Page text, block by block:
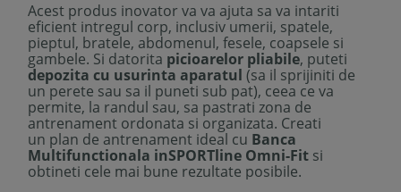
Acest produs inovator va va ajuta sa va intariti
eficient intregul corp, inclusiv umerii, spatele,
pieptul, bratele, abdomenul, fesele, coapsele si
gambele. Si datorita picioarelor pliabile, puteti
depozita cu usurinta aparatul (sa il sprijiniti de
un perete sau sa il puneti sub pat), ceea ce va
permite, la randul sau, sa pastrati zona de
antrenament ordonata si organizata. Creati
un plan de antrenament ideal cu Banca
Multifunctionala inSPORTline Omni-Fit si
obtineti cele mai bune rezultate posibile.